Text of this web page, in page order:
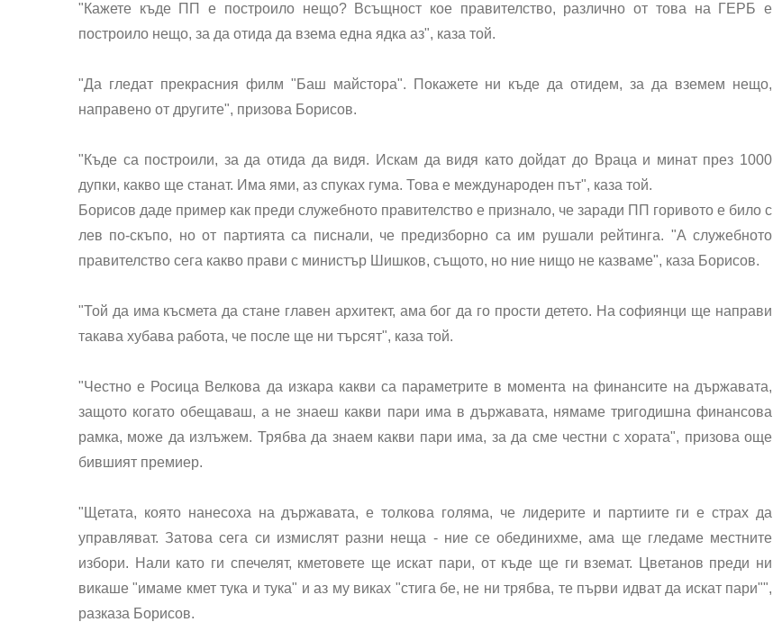
"Кажете къде ПП е построило нещо? Всъщност кое правителство, различно от това на ГЕРБ е
построило нещо, за да отида да взема една ядка аз", каза той.
"Да гледат прекрасния филм "Баш майстора". Покажете ни къде да отидем, за да вземем нещо,
направено от другите", призова Борисов.
"Къде са построили, за да отида да видя. Искам да видя като дойдат до Враца и минат през 1000
дупки, какво ще станат. Има ями, аз спуках гума. Това е международен път", каза той.
Борисов даде пример как преди служебното правителство е признало, че заради ПП горивото е било с
лев по-скъпо, но от партията са писнали, че предизборно са им рушали рейтинга. "А служебното
правителство сега какво прави с министър Шишков, същото, но ние нищо не казваме", каза Борисов.
"Той да има късмета да стане главен архитект, ама бог да го прости детето. На софиянци ще направи
такава хубава работа, че после ще ни търсят", каза той.
"Честно е Росица Велкова да изкара какви са параметрите в момента на финансите на държавата,
защото когато обещаваш, а не знаеш какви пари има в държавата, нямаме тригодишна финансова
рамка, може да излъжем. Трябва да знаем какви пари има, за да сме честни с хората", призова още
бившият премиер.
"Щетата, която нанесоха на държавата, е толкова голяма, че лидерите и партиите ги е страх да
управляват. Затова сега си измислят разни неща - ние се обединихме, ама ще гледаме местните
избори. Нали като ги спечелят, кметовете ще искат пари, от къде ще ги вземат. Цветанов преди ни
викаше "имаме кмет тука и тука" и аз му виках "стига бе, не ни трябва, те първи идват да искат пари"",
разказа Борисов.